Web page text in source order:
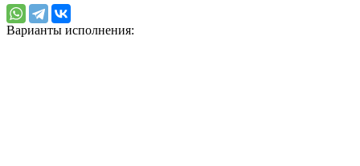
Варианты исполнения: